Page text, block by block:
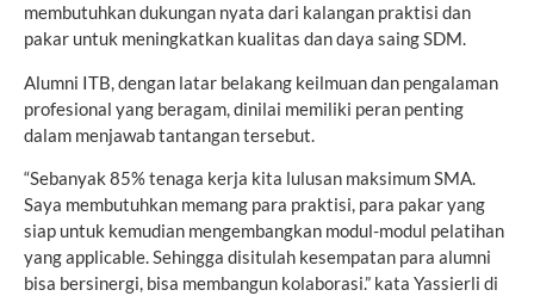
membutuhkan dukungan nyata dari kalangan praktisi dan
pakar untuk meningkatkan kualitas dan daya saing SDM.
Alumni ITB, dengan latar belakang keilmuan dan pengalaman
profesional yang beragam, dinilai memiliki peran penting
dalam menjawab tantangan tersebut.
“Sebanyak 85% tenaga kerja kita lulusan maksimum SMA.
Saya membutuhkan memang para praktisi, para pakar yang
siap untuk kemudian mengembangkan modul-modul pelatihan
yang applicable. Sehingga disitulah kesempatan para alumni
bisa bersinergi, bisa membangun kolaborasi.” kata Yassierli di